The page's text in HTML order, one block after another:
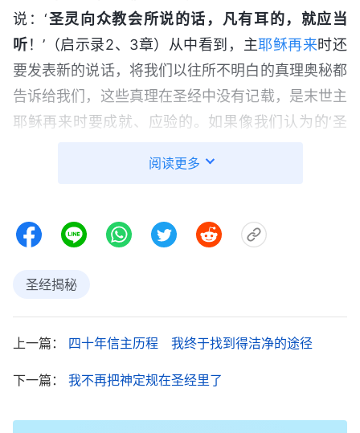
说：‘圣灵向众教会所说的话，凡有耳的，就应当
听！’（启示录2、3章）从中看到，主耶稣再来时还
要发表新的说话，将我们以往所不明白的真理奥秘都
告诉给我们，这些真理在圣经中没有记载，是末世主
耶稣再来时要成就、应验的。如果像我们认为的‘圣
何应验呢？神末世的发声说话怎么会自动跑到圣经里
观念，先看看神末世再来的说话，注重听神的声音。
如果我们一直持守圣经，不听圣灵向众教会的说话，
就很容易错失迎接主来的机会啊！”
看完这条信息，我突然有些开窍了：“哎呀，这
些章节以往我也没少读，怎么就没揣摩到神的心意
吗？主再来时要向我们发声说话，我们只有注重听神
的声音才能迎接到主，跟上主的脚踪啊！”想到这
阅读更多
圣经揭秘
上一篇： 四十年信主历程 我终于找到得洁净的途径
下一篇： 我不再把神定规在圣经里了